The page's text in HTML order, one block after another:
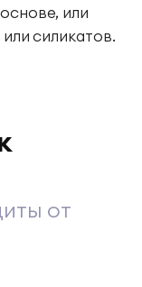
или
силикатов.
от